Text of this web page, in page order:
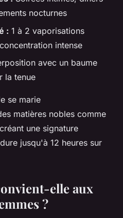
nocturnes
: 1 à 2 vaporisations
intense
avec un baume
la tenue
se marie
matières nobles comme
une signature
jusqu'à 12 heures sur
elle aux
?